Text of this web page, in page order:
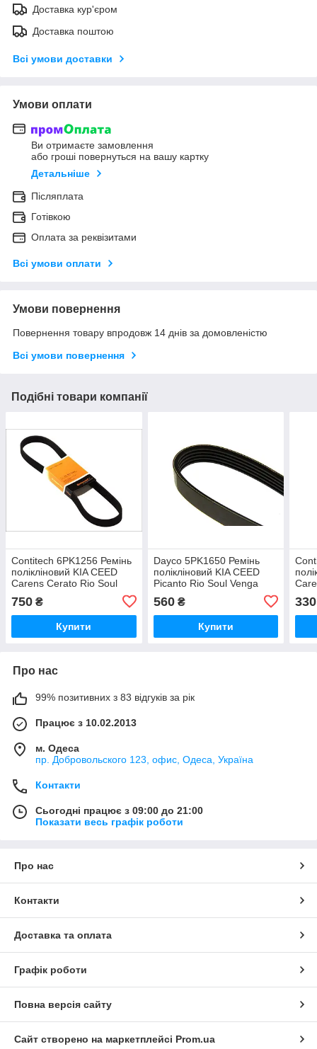
Доставка кур'єром
Доставка поштою
Всі умови доставки
Умови оплати
Ви отримаєте замовлення
або гроші повернуться на вашу картку
Детальніше
Післяплата
Готівкою
Оплата за реквізитами
Всі умови оплати
Умови повернення
Повернення товару впродовж 14 днів за домовленістю
Всі умови повернення
Подібні товари компанії
Contitech 6PK1256 Ремінь
полікліновий KIA CEED
Carens Cerato Rio Soul
Sportage Hyundai Accent
Elantra
750 ₴
Купити
Dayco 5PK1650 Ремінь
полікліновий KIA CEED
Picanto Rio Soul Venga
Hyundai Accent i10 i20 i30
ix20
560₴
Купити
330
Про нас
99% позитивних з 83 відгуків за рік
Працює з 10.02.2013
м. Одеса
пр. Добровольского 123, офис, Одеса, Україна
Контакти
Сьогодні працює з 09:00 до 21:00
Показати весь графік роботи
Про нас
Контакти
Доставка та оплата
Графік роботи
Повна версія сайту
Сайт створено на маркетплейсі Prom.ua